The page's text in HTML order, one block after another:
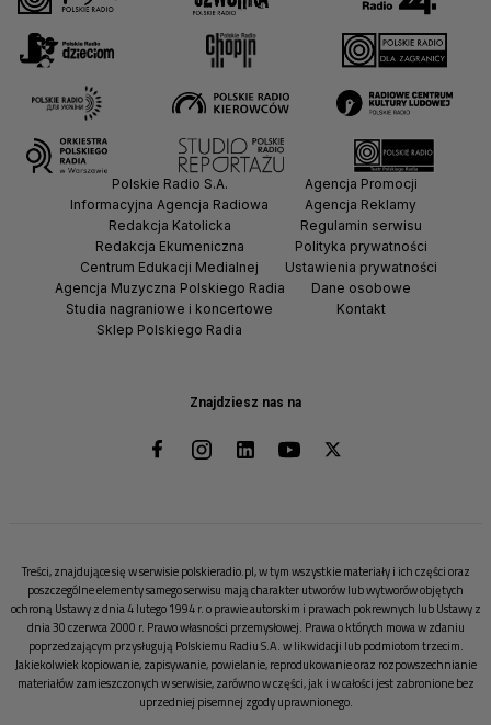
Znajdziesz nas na
Polskie Radio S.A.
Informacyjna Agencja Radiowa
Redakcja Katolicka
Redakcja Ekumeniczna
Centrum Edukacji Medialnej
Agencja Muzyczna Polskiego Radia
Studia nagraniowe i koncertowe
Sklep Polskiego Radia
Agencja Promocji
Agencja Reklamy
Regulamin serwisu
Polityka prywatności
Ustawienia prywatności
Dane osobowe
Kontakt
Treści, znajdujące się w serwisie polskieradio.pl, w tym wszystkie materiały i ich części oraz
poszczególne elementy samego serwisu mają charakter utworów lub wytworów objętych
ochroną Ustawy z dnia 4 lutego 1994 r. o prawie autorskim i prawach pokrewnych lub Ustawy z
dnia 30 czerwca 2000 r. Prawo własności przemysłowej. Prawa o których mowa w zdaniu
poprzedzającym przysługują Polskiemu Radiu S.A. w likwidacji lub podmiotom trzecim.
Jakiekolwiek kopiowanie, zapisywanie, powielanie, reprodukowanie oraz rozpowszechnianie
materiałów zamieszczonych w serwisie, zarówno w części, jak i w całości jest zabronione bez
uprzedniej pisemnej zgody uprawnionego.